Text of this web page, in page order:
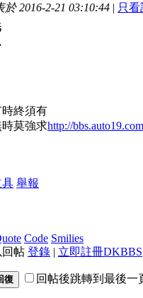
於 2016-2-21 03:10:44 | 只
終須有
莫強求http://
具 舉報
Code Smilies
帖 登錄 | 立即註冊DKBBS
復 回帖後跳轉到最後一